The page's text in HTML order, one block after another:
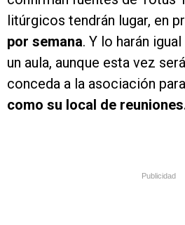
litúrgicos tendrán lugar, en
por semana. Y lo harán
un aula, aunque esta vez
conceda a la asociación
como su local de
Publicidad